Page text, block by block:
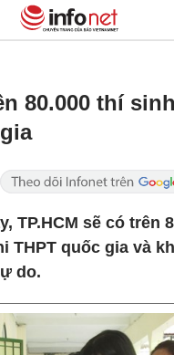
80.000 thí
TP.HCM sẽ có trên
THPT quốc gia và
do.